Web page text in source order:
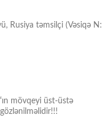
Rusiya təmsilçi (Vəsiqə N:
“ın mövqeyi üst-üstə